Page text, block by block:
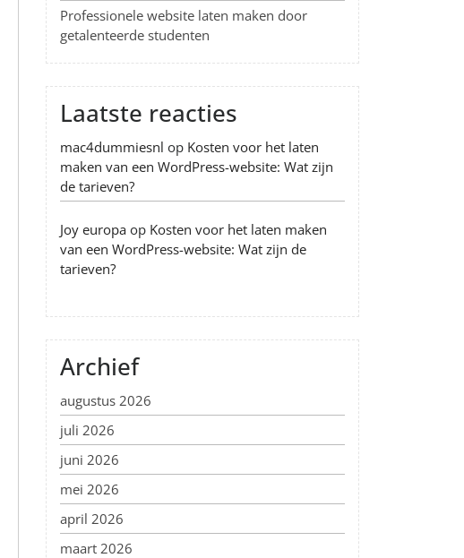
Professionele website laten maken door
getalenteerde studenten
Laatste reacties
mac4dummiesnl op Kosten voor het laten
maken van een WordPress-website: Wat zijn
de tarieven?
Joy europa op Kosten voor het laten maken
van een WordPress-website: Wat zijn de
tarieven?
Archief
augustus 2026
juli 2026
juni 2026
mei 2026
april 2026
maart 2026